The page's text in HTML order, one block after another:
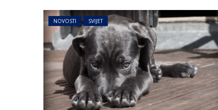
NOVOSTI SVIJET BIZNIS
Energetski
niskog